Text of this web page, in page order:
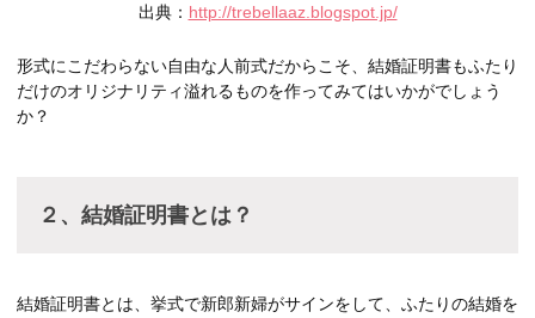
出典： http://trebellaaz.blogspot.jp/
形式にこだわらない自由な人前式だからこそ、結婚証明書もふたり
だけのオリジナリティ溢れるものを作ってみてはいかがでしょう
か？
２、結婚証明書とは？
結婚証明書とは、挙式で新郎新婦がサインをして、ふたりの結婚を